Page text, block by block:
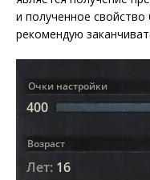
и полученное
рекомендую